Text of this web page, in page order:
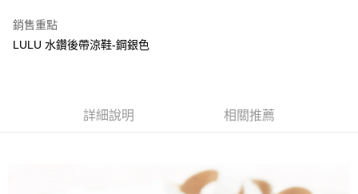
銷售重點
LULU 水鑽後帶涼鞋-鋼銀色
詳細說明 相關推薦